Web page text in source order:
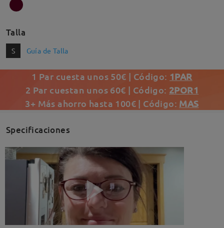
Talla
S Guía de Talla
1 Par cuesta unos 50€ | Código: 1PAR
2 Par cuestan unos 60€ | Código: 2POR1
3+ Más ahorro hasta 100€ | Código: MAS
Specificaciones